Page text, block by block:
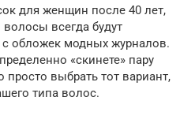
для женщин после 40 лет,
всегда будут
с обложек модных журналов.
«скинете» пару
просто выбрать тот вариант,
типа волос.